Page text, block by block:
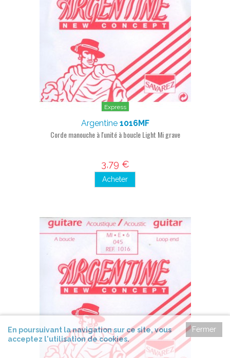
Express
Argentine 1016MF
Corde manouche à l'unité à boucle Light Mi grave
3,79 €
Acheter
Fermer
En poursuivant la navigation sur ce site, vous
acceptez l'utilisation de cookies.